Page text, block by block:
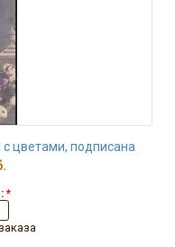
цветами, подписана
*